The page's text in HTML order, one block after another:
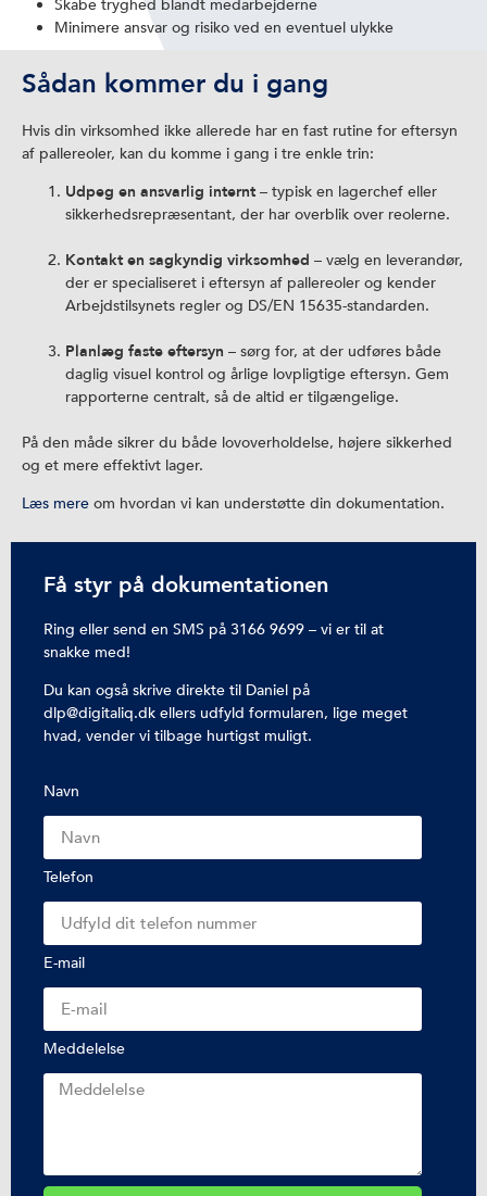
Skabe tryghed blandt medarbejderne
Minimere ansvar og risiko ved en eventuel ulykke
Sådan kommer du i gang
Hvis din virksomhed ikke allerede har en fast rutine for eftersyn
af pallereoler, kan du komme i gang i tre enkle trin:
Udpeg en ansvarlig internt – typisk en lagerchef eller
sikkerhedsrepræsentant, der har overblik over reolerne.
Kontakt en sagkyndig virksomhed – vælg en leverandør,
der er specialiseret i eftersyn af pallereoler og kender
Arbejdstilsynets regler og DS/EN 15635-standarden.
Planlæg faste eftersyn – sørg for, at der udføres både
daglig visuel kontrol og årlige lovpligtige eftersyn. Gem
rapporterne centralt, så de altid er tilgængelige.
På den måde sikrer du både lovoverholdelse, højere sikkerhed
og et mere effektivt lager.
Læs mere om hvordan vi kan understøtte din dokumentation.
Få styr på dokumentationen
Ring eller send en SMS på 3166 9699 – vi er til at
snakke med!
Du kan også skrive direkte til Daniel på
dlp@digitaliq.dk ellers udfyld formularen, lige meget
hvad, vender vi tilbage hurtigst muligt.
Navn
Telefon
E-mail
Meddelelse